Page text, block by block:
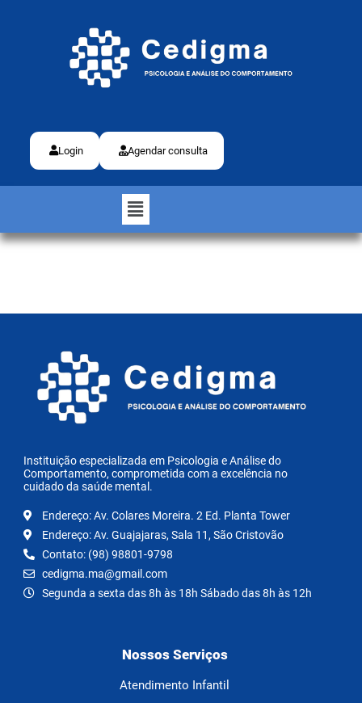
Login Agendar consulta
Instituição especializada em Psicologia e Análise do
Comportamento, comprometida com a excelência no
cuidado da saúde mental.
Endereço: Av. Colares Moreira. 2 Ed. Planta Tower
Endereço: Av. Guajajaras, Sala 11, São Cristovão
Contato: (98) 98801-9798
cedigma.ma@gmail.com
Segunda a sexta das 8h às 18h Sábado das 8h às 12h
Nossos Serviços
Atendimento Infantil